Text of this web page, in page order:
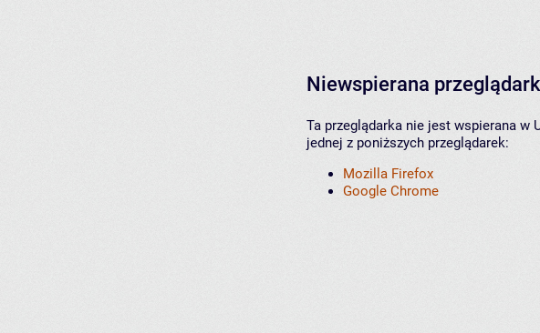
Niewspierana
Ta przeglądarka nie jest wspierana w
jednej z poniższych przeglądarek:
Mozilla Firefox
Google Chrome